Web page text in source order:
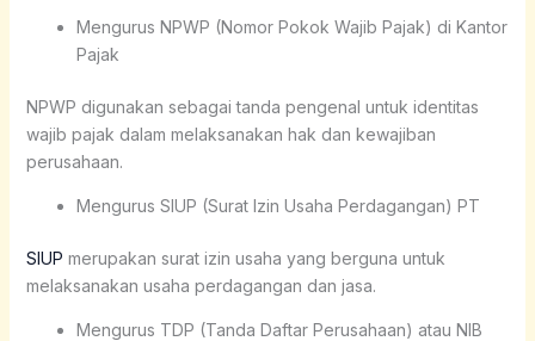
Mengurus NPWP (Nomor Pokok Wajib Pajak) di Kantor
Pajak
NPWP digunakan sebagai tanda pengenal untuk identitas
wajib pajak dalam melaksanakan hak dan kewajiban
perusahaan.
Mengurus SIUP (Surat Izin Usaha Perdagangan) PT
SIUP merupakan surat izin usaha yang berguna untuk
melaksanakan usaha perdagangan dan jasa.
Mengurus TDP (Tanda Daftar Perusahaan) atau NIB